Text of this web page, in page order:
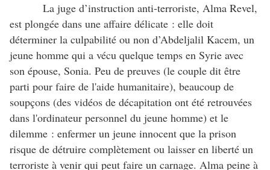
La juge d’instruction anti-terroriste, Alma Revel,
est plongée dans une affaire délicate : elle doit
déterminer la culpabilité ou non d’Abdeljalil Kacem, un
jeune homme qui a vécu quelque temps en Syrie avec
son épouse, Sonia. Peu de preuves (le couple dit être
parti pour faire de l'aide humanitaire), beaucoup de
soupçons (des vidéos de décapitation ont été retrouvées
dans l'ordinateur personnel du jeune homme) et le
dilemme : enfermer un jeune innocent que la prison
risque de détruire complètement ou laisser en liberté un
terroriste à venir qui peut faire un carnage. Alma peine à